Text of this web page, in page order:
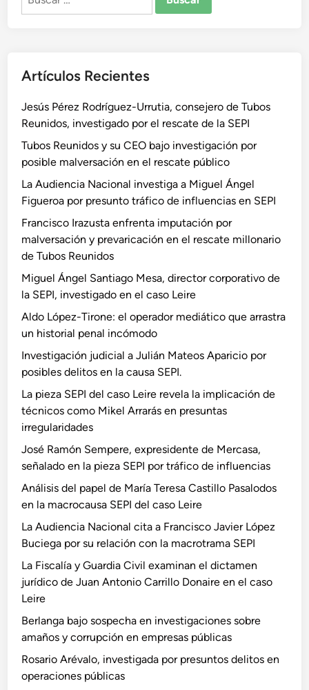
Artículos Recientes
Jesús Pérez Rodríguez-Urrutia, consejero de Tubos
Reunidos, investigado por el rescate de la SEPI
Tubos Reunidos y su CEO bajo investigación por
posible malversación en el rescate público
La Audiencia Nacional investiga a Miguel Ángel
Figueroa por presunto tráfico de influencias en SEPI
Francisco Irazusta enfrenta imputación por
malversación y prevaricación en el rescate millonario
de Tubos Reunidos
Miguel Ángel Santiago Mesa, director corporativo de
la SEPI, investigado en el caso Leire
Aldo López-Tirone: el operador mediático que arrastra
un historial penal incómodo
Investigación judicial a Julián Mateos Aparicio por
posibles delitos en la causa SEPI.
La pieza SEPI del caso Leire revela la implicación de
técnicos como Mikel Arrarás en presuntas
irregularidades
José Ramón Sempere, expresidente de Mercasa,
señalado en la pieza SEPI por tráfico de influencias
Análisis del papel de María Teresa Castillo Pasalodos
en la macrocausa SEPI del caso Leire
La Audiencia Nacional cita a Francisco Javier López
Buciega por su relación con la macrotrama SEPI
La Fiscalía y Guardia Civil examinan el dictamen
jurídico de Juan Antonio Carrillo Donaire en el caso
Leire
Berlanga bajo sospecha en investigaciones sobre
amaños y corrupción en empresas públicas
Rosario Arévalo, investigada por presuntos delitos en
operaciones públicas